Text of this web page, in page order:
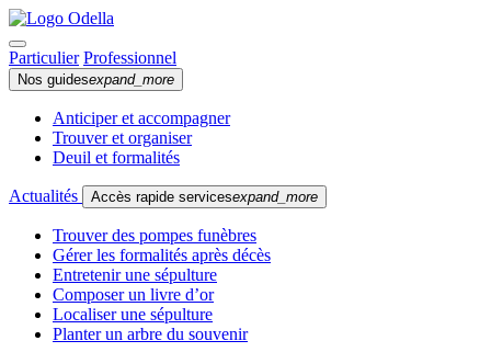
Particulier Professionnel
Nos guidesexpand_more
Anticiper et accompagner
Trouver et organiser
Deuil et formalités
Actualités Accès rapide servicesexpand_more
Trouver des pompes funèbres
Gérer les formalités après décès
Entretenir une sépulture
Composer un livre d’or
Localiser une sépulture
Planter un arbre du souvenir